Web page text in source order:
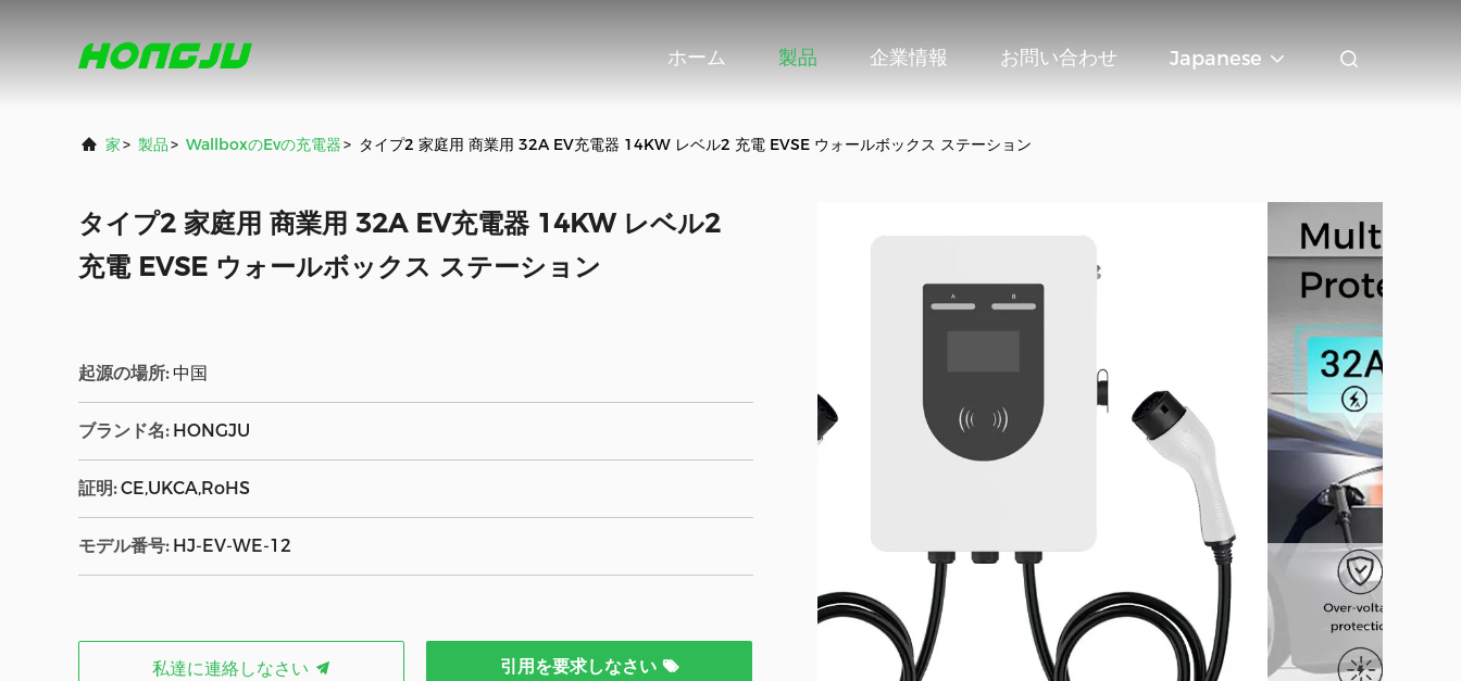
ホーム 製品 企業情報 お問い合わせ Japanese
家> 製品> Wallboxのevの充電器> タイプ2 家庭用 商業用 32A EV充電器 14KW レベル2 充電 EVSE ウォールボックス ステーション
タイプ2 家庭用 商業用 32A EV充電器 14KW レベル2
充電 EVSE ウォールボックス ステーション
起源の場所: 中国
ブランド名: HONGJU
証明: CE,UKCA,RoHS
モデル番号: HJ-EV-WE-12
私達に連絡しなさい 引用を要求しなさい